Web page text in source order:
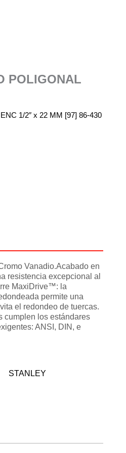
POLIGONAL
1/2″ x 22 MM [97] 86-430
Vanadio.Acabado en
resistencia excepcional al
MaxiDrive™: la
permite una
el redondeo de tuercas.
cumplen los estándares
ANSI, DIN, e
STANLEY